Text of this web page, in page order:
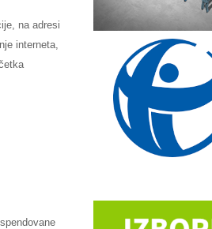
na adresi
interneta,